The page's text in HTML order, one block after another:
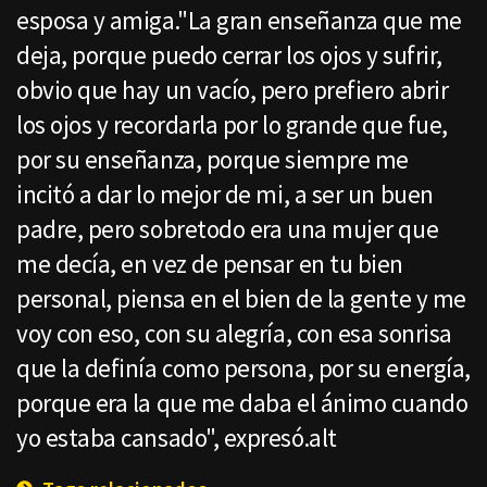
esposa y amiga."La gran enseñanza que me
deja, porque puedo cerrar los ojos y sufrir,
obvio que hay un vacío, pero prefiero abrir
los ojos y recordarla por lo grande que fue,
por su enseñanza, porque siempre me
incitó a dar lo mejor de mi, a ser un buen
padre, pero sobretodo era una mujer que
me decía, en vez de pensar en tu bien
personal, piensa en el bien de la gente y me
voy con eso, con su alegría, con esa sonrisa
que la definía como persona, por su energía,
porque era la que me daba el ánimo cuando
yo estaba cansado", expresó.alt